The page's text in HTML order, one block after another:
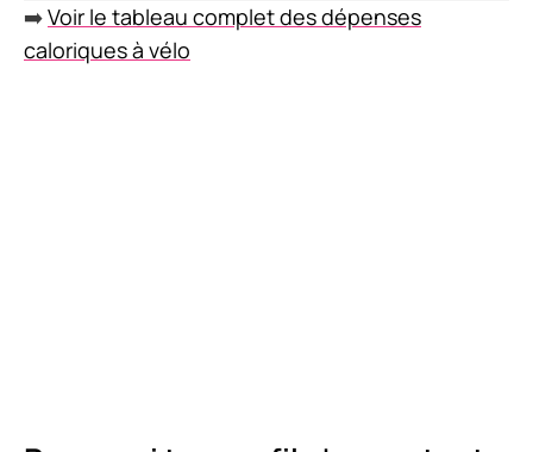
➡️Voir le tableau complet des dépenses
caloriques à vélo